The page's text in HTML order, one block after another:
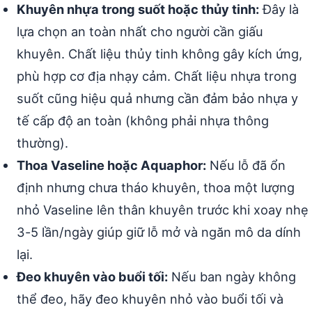
Khuyên nhựa trong suốt hoặc thủy tinh:Đây là
lựa chọn an toàn nhất cho người cần giấu
khuyên. Chất liệu thủy tinh không gây kích ứng,
phù hợp cơ địa nhạy cảm. Chất liệu nhựa trong
suốt cũng hiệu quả nhưng cần đảm bảo nhựa y
tế cấp độ an toàn (không phải nhựa thông
thường).
Thoa Vaseline hoặc Aquaphor: Nếu lỗ đã ổn
định nhưng chưa tháo khuyên, thoa một lượng
nhỏ Vaseline lên thân khuyên trước khi xoay nhẹ
3-5 lần/ngày giúp giữ lỗ mở và ngăn mô da dính
lại.
Đeo khuyên vào buổi tối: Nếu ban ngày không
thể đeo, hãy đeo khuyên nhỏ vào buổi tối và